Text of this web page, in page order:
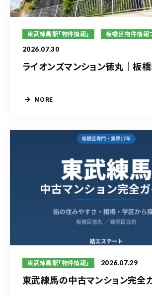
東武練馬駅「物件情報」 板橋区物件情報
2026.07.30
ライオンズマンション徳丸｜板
MORE
東武練馬駅「物件情報」 2026.07.29
東武練馬の中古マンション完全